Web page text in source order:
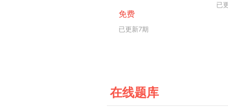
免费
已更新7期
已
在线题库